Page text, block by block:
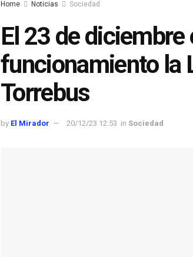
Home Noticias Sociedad
El 23 de diciembre
funcionamiento la
Torrebus
by El Mirador 20/12/23 12:53 in Sociedad